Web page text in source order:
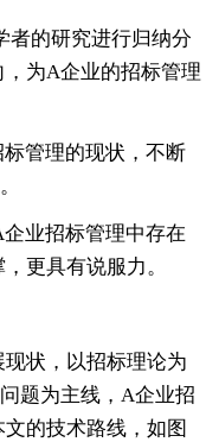
者的研究进行归纳分
为A企业的招标管理
管理的现状，不断
业招标管理中存在
更具有说服力。
状，以招标理论为
题为主线，A企业招
的技术路线，如图